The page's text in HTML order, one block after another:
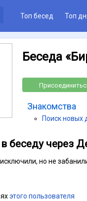
Топ бесед Топ
Беседа
Знакомства
Поиск новых
беседу через
исключили, но не
этого пользователя